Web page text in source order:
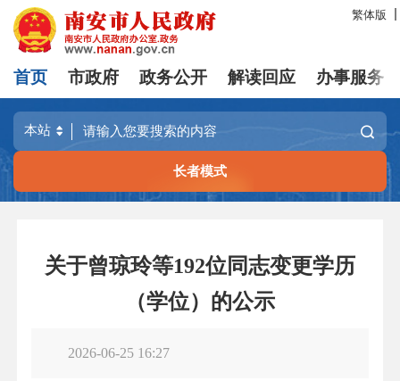
繁体版
首页 市政府 政务公开 解读回应 办事服务
长者模式
关于曾琼玲等192位同志变更学历
（学位）的公示
2026-06-25 16:27